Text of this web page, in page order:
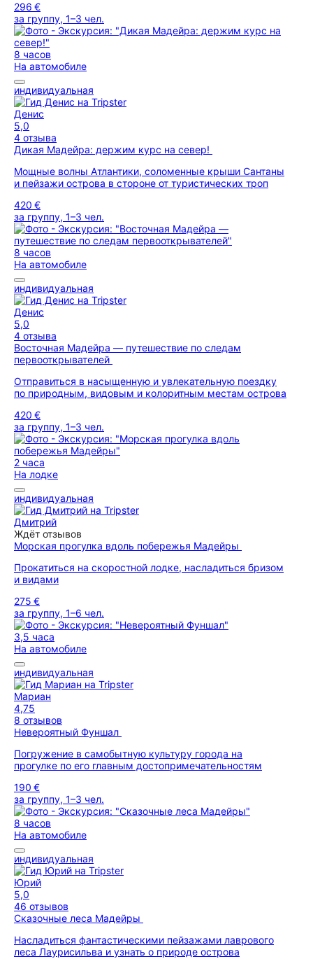
296 €
за группу, 1–3 чел.
8 часов
На автомобиле
индивидуальная
Денис
5,0
4 отзыва
Дикая Мадейра: держим курс на север!
Мощные волны Атлантики, соломенные крыши Сантаны
и пейзажи острова в стороне от туристических троп
420 €
за группу, 1–3 чел.
8 часов
На автомобиле
индивидуальная
Денис
5,0
4 отзыва
Восточная Мадейра — путешествие по следам
первооткрывателей
Отправиться в насыщенную и увлекательную поездку
по природным, видовым и колоритным местам острова
420 €
за группу, 1–3 чел.
2 часа
На лодке
индивидуальная
Дмитрий
Ждёт отзывов
Морская прогулка вдоль побережья Мадейры
Прокатиться на скоростной лодке, насладиться бризом
и видами
275 €
за группу, 1–6 чел.
3,5 часа
На автомобиле
индивидуальная
Мариан
4,75
8 отзывов
Невероятный Фуншал
Погружение в самобытную культуру города на
прогулке по его главным достопримечательностям
190 €
за группу, 1–3 чел.
8 часов
На автомобиле
индивидуальная
Юрий
5,0
46 отзывов
Сказочные леса Мадейры
Насладиться фантастическими пейзажами лаврового
леса Лаурисильва и узнать о природе острова